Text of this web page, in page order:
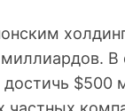
В
$500